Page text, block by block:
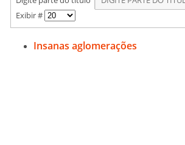
Exibir #
Insanas aglomerações